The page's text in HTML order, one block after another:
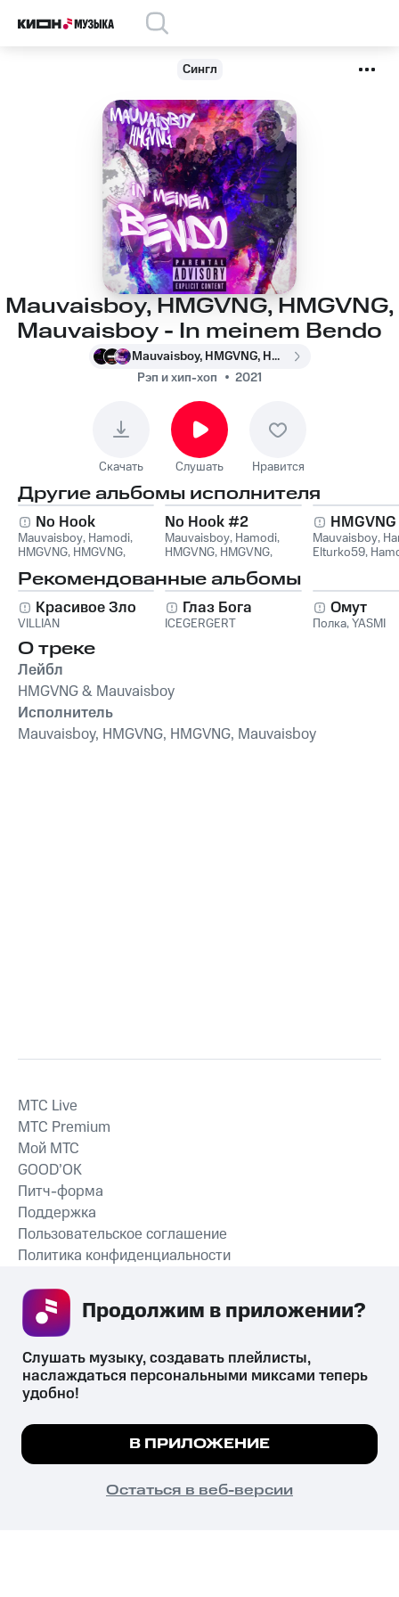
Сингл
Mauvaisboy, HMGVNG, HMGVNG,
Mauvaisboy - In meinem Bendo
Mauvaisboy, HMGVNG, HMGVNG, Mauvaisboy
Рэп и хип-хоп
2021
Скачать Слушать Нравится
Другие альбомы исполнителя
No Hook
Mauvaisboy, Hamodi,
HMGVNG, HMGVNG,
No Hook #2
Mauvaisboy, Hamodi,
HMGVNG, HMGVNG,
Mauvaisboy, Hamodi
HMGVNG
Mauvaisboy,
Elturko59,
Рекомендованные альбомы
Красивое Зло
VILLIAN
Глаз Бога
ICEGERGERT
Омут
Полка,YASMI
О треке
Лейбл
HMGVNG & Mauvaisboy
Исполнитель
Mauvaisboy, HMGVNG, HMGVNG, Mauvaisboy
СКАЧАТЬ ПРИЛОЖЕНИЕ
MTС Live
MTС Premium
Мой МТС
GOOD’OK
Питч-форма
Поддержка
Пользовательское соглашение
Политика конфиденциальности
психотропных веществ, их аналогов причиняет вред здоровью,
их незаконный оборот запрещён и влечёт установленную
законодательством ответственность.
© 2026 ООО «КИОН».
Все права защищены
Мы используем куки, чтобы на сайте все
Подробнее
ПОНЯТНО
Слушать музыку, создавать плейлисты,
наслаждаться персональными миксами теперь
удобно!
В ПРИЛОЖЕНИЕ
Остаться в веб-версии